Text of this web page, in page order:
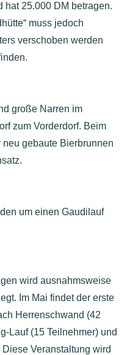
hat 25.000 DM betragen.
muss jedoch
verschoben werden
große Narren im
zum Vorderdorf. Beim
neu gebaute Bierbrunnen
um einen Gaudilauf
wird ausnahmsweise
Im Mai findet der erste
Herrenschwand (42
Lauf (15 Teilnehmer) und
Veranstaltung wird